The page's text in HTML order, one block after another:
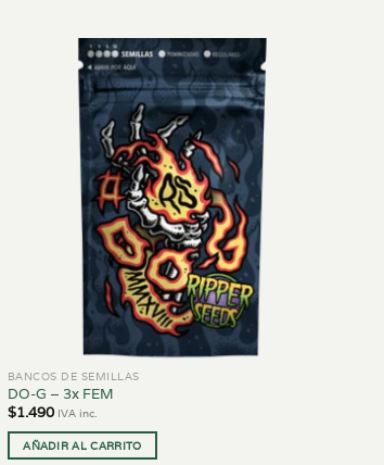
BANCOS DE SEMILLAS
DO-G – 3x FEM
$1.490 IVA inc.
AÑADIR AL CARRITO